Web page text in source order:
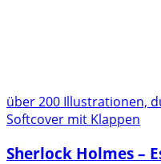
über 200 Illustrationen,
Softcover mit Klappen
Sherlock Holmes –